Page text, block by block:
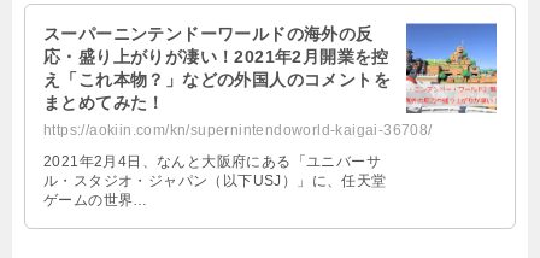
スーパーニンテンドーワールドの海外の反
応・盛り上がりが凄い！2021年2月開業を控
え「これ本物？」などの外国人のコメントを
まとめてみた！
https://aokiin.com/kn/supernintendoworld-kaigai-36708/
2021年2月4日、なんと大阪府にある「ユニバーサ
ル・スタジオ・ジャパン（以下USJ）」に、任天堂
ゲームの世界…